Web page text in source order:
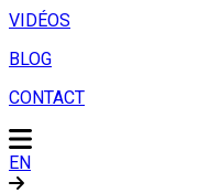
VIDÉOS
BLOG
CONTACT
EN